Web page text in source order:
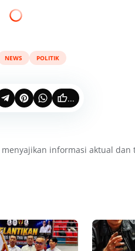
NEWS POLITIK
...
informasi aktual